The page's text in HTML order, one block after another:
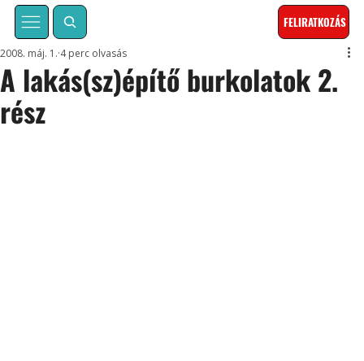
FELIRATKOZÁS
A lakás(sz)építő burkolatok 2.
rész
2008. máj. 1. 4 perc olvasás